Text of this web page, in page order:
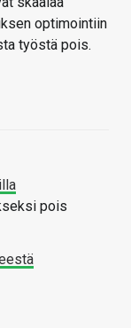
optimointiin
työstä pois.
pois